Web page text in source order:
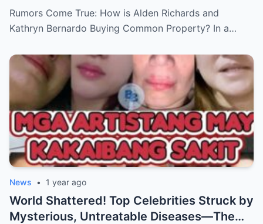
property?
Rumors Come True: How is Alden Richards and
Kathryn Bernardo Buying Common Property? In a…
News • 1 year ago
World Shattered! Top Celebrities Struck by
Mysterious, Untreatable Diseases—The